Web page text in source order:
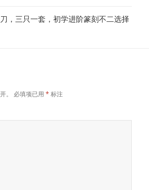
，三只一套，初学进阶篆刻不二选择
。 必填项已用* 标注